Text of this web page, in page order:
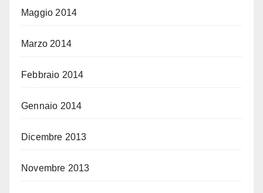
Maggio 2014
Marzo 2014
Febbraio 2014
Gennaio 2014
Dicembre 2013
Novembre 2013